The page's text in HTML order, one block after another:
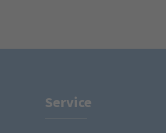
Service